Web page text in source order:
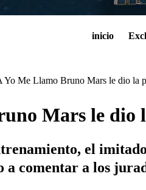
inicio
Yo Me Llamo Bruno Mars le dio la
Mars le dio
el
a comentar a los